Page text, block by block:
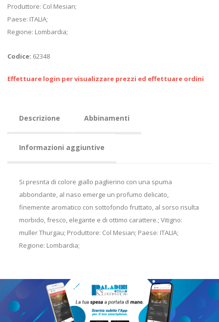
Produttore: Col Mesian;
Paese: ITALIA;
Regione: Lombardia;
Codice: 62348
Effettuare login per visualizzare prezzi ed effettuare ordini
Descrizione Abbinamenti
Informazioni aggiuntive
Si presnta di colore giallo paglierino con una spuma
abbondante, al naso emerge un profumo delicato,
finemente aromatico con sottofondo fruttato, al sorso risulta
morbido, fresco, elegante e di ottimo carattere.; Vitigno:
muller Thurgau; Produttore: Col Mesian; Paese: ITALIA;
Regione: Lombardia;